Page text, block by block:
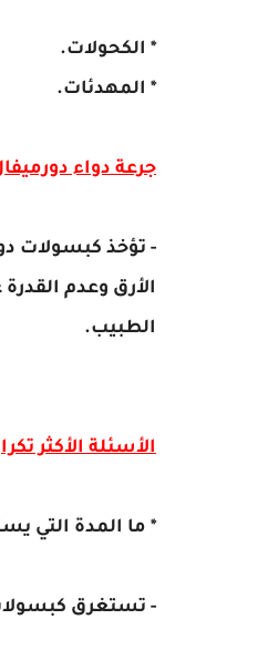
* الكحولات.
* المهدئات.
جرعة دواء
- تؤخذ كبسولات
الأرق وعدم
الطبيب.
الأسئلة الأكثر
* ما المدة التي
- تستغرق كبسولات دورميفال تقريباً 6 ساعات